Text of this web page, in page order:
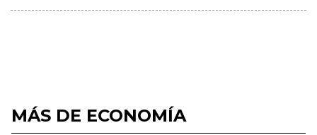
MÁS DE ECONOMÍA